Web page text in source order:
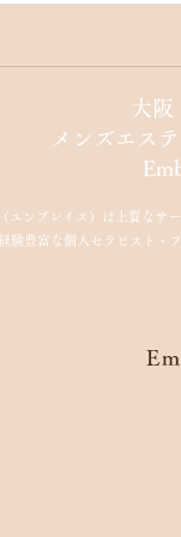
思えた
っかけ~
大阪
メンズエス
（エンブレイス）は上質なサ
験豊富な個人セラピスト・